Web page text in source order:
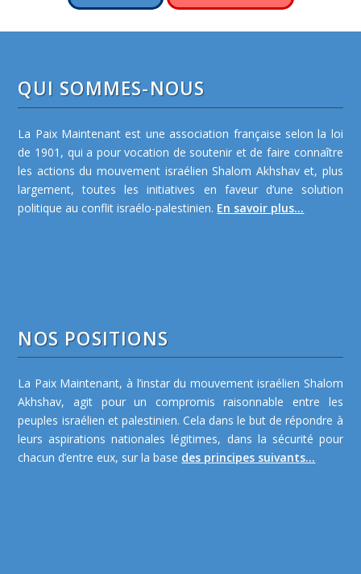
QUI SOMMES-NOUS
La Paix Maintenant est une association française selon la loi
de 1901, qui a pour vocation de soutenir et de faire connaître
les actions du mouvement israélien Shalom Akhshav et, plus
largement, toutes les initiatives en faveur d’une solution
politique au conflit israélo-palestinien. En savoir plus...
NOS POSITIONS
La Paix Maintenant, à l’instar du mouvement israélien Shalom
Akhshav, agit pour un compromis raisonnable entre les
peuples israélien et palestinien. Cela dans le but de répondre à
leurs aspirations nationales légitimes, dans la sécurité pour
chacun d’entre eux, sur la base des principes suivants...